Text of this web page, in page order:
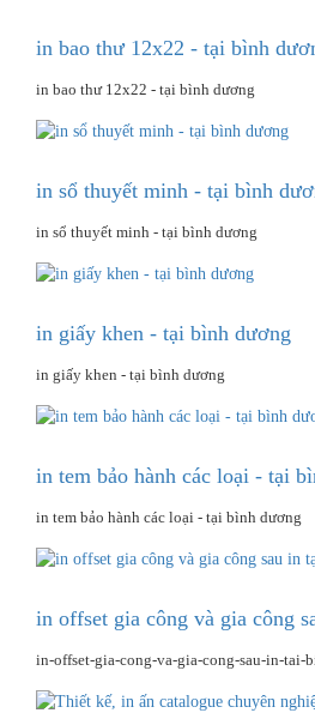
in bao thư 12x22 - tại bình
in bao thư 12x22 - tại bình dương
in sổ thuyết minh - tại bình
in sổ thuyết minh - tại bình dương
in giấy khen - tại bình dương
in giấy khen - tại bình dương
in tem bảo hành các loại - tại
in tem bảo hành các loại - tại bình dương
in offset gia công và gia công
in-offset-gia-cong-va-gia-cong-sau-in-tai-